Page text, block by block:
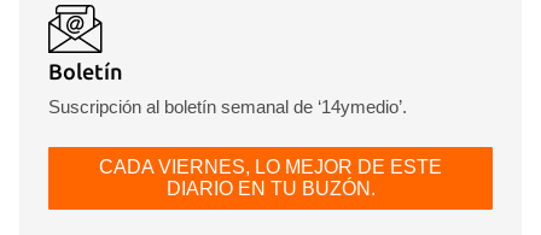
Boletín
Suscripción al boletín semanal de ‘14ymedio’.
CADA VIERNES, LO MEJOR DE ESTE
DIARIO EN TU BUZÓN.